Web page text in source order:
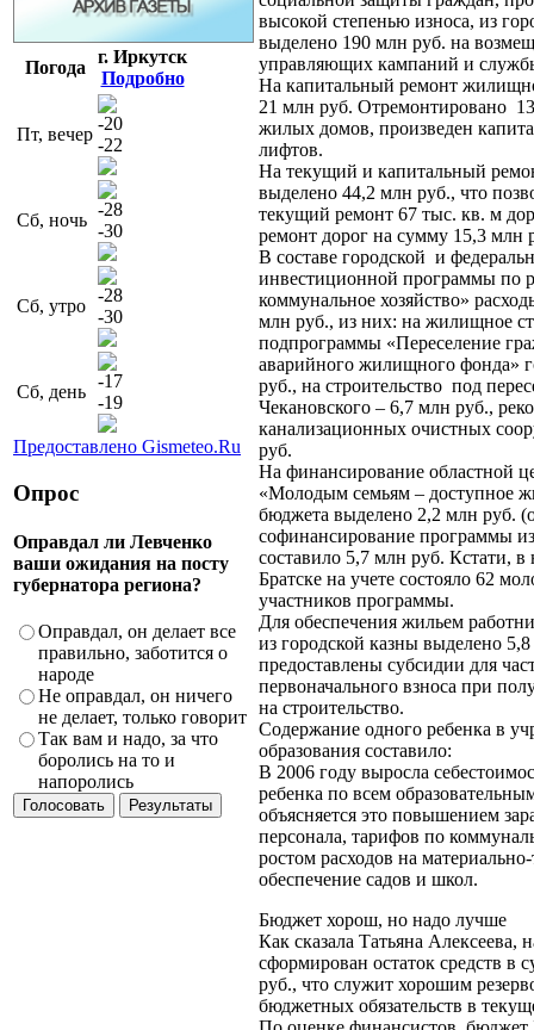
Погода
г. Иркутск
Подробно
Пт, вечер
-20
-22
Сб, ночь
-28
-30
Сб, утро
-28
-30
Сб, день
-17
-19
Предоставлено Gismeteo.Ru
Опрос
Оправдал ли Левченко
ваши ожидания на посту
губернатора региона?
Оправдал, он делает все
правильно, заботится о
народе
Не оправдал, он ничего
не делает, только говорит
Так вам и надо, за что
боролись на то и
напоролись
высокой степенью износа, из
выделено 190 млн руб. на
управляющих кампаний и
На капитальный ремонт
21 млн руб. Отремонтировано
жилых домов, произведен
лифтов.
На текущий и капитальный
выделено 44,2 млн руб., что
текущий ремонт 67 тыс. кв. м
ремонт дорог на сумму 15,3 млн
В составе городской и
инвестиционной программы по
коммунальное хозяйство»
млн руб., из них: на жилищное
подпрограммы «Переселение
аварийного жилищного фонда»
руб., на строительство под
Чекановского – 6,7 млн руб.,
канализационных очистных
руб.
На финансирование областной
«Молодым семьям – доступное
бюджета выделено 2,2 млн руб.
софинансирование программы
составило 5,7 млн руб. Кстати, в
Братске на учете состояло 62
участников программы.
Для обеспечения жильем
из городской казны выделено
предоставлены субсидии для
первоначального взноса при
на строительство.
Содержание одного ребенка в
образования составило:
В 2006 году выросла
ребенка по всем
объясняется это повышением
персонала, тарифов по
ростом расходов на
обеспечение садов и школ.
Бюджет хорош, но надо лучше
Как сказала Татьяна Алексеева,
сформирован остаток средств в
руб., что служит хорошим
бюджетных обязательств в